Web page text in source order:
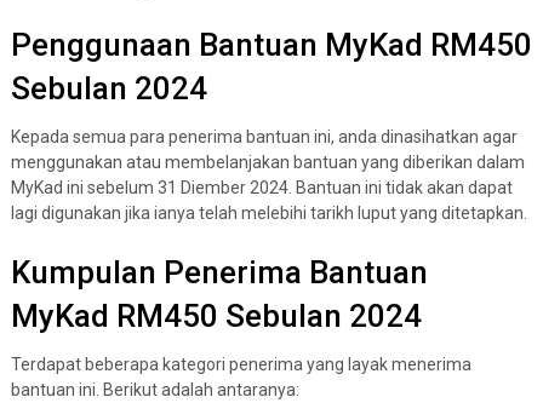
Penggunaan Bantuan MyKad RM450
Sebulan 2024
Kepada semua para penerima bantuan ini, anda dinasihatkan agar
menggunakan atau membelanjakan bantuan yang diberikan dalam
MyKad ini sebelum 31 Diember 2024. Bantuan ini tidak akan dapat
lagi digunakan jika ianya telah melebihi tarikh luput yang ditetapkan.
Kumpulan Penerima Bantuan
MyKad RM450 Sebulan 2024
Terdapat beberapa kategori penerima yang layak menerima
bantuan ini. Berikut adalah antaranya: